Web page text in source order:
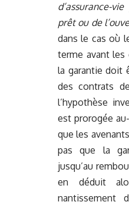
d’assurance-
prêt ou de
dans le cas où
terme avant les
la garantie doit
des contrats
l’hypothèse
est prorogée
que les
pas que la
jusqu’au
en déduit
nantissement